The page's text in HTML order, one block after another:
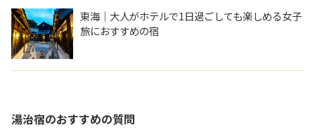
東海｜大人がホテルで1日過ごしても楽しめる女子
旅におすすめの宿
湯治宿のおすすめの質問